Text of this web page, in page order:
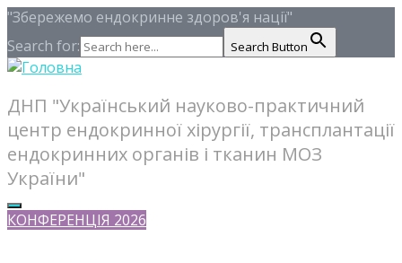
"Збережемо ендокринне здоров'я нації"
Search for:
Search Button
ДНП "Український науково-практичний
центр ендокринної хірургії, трансплантації
ендокринних органів і тканин МОЗ
України"
КОНФЕРЕНЦІЯ 2026